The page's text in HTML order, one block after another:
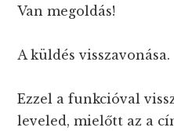
Van megoldás!
A küldés visszavonása.
Ezzel a funkcióval
leveled, mielőtt az a